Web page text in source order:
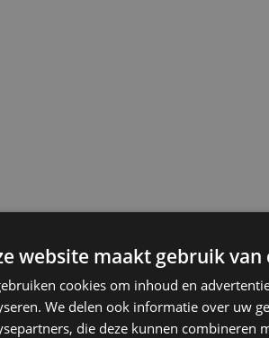
ook steeds populairder, hierbij behoudt u
onderdelen. Daarnaast heeft een
de elektrische lease auto’s die ook
in hybride zorgt namelijk voor goede
website maakt gebruik van
cookies om inhoud en
We delen ook informatie over uw
die deze kunnen combineren